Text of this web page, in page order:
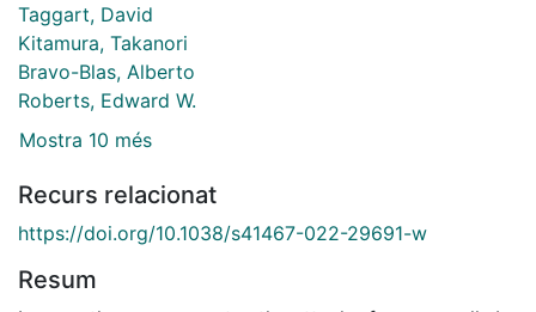
Taggart, David
Kitamura, Takanori
Bravo-Blas, Alberto
Roberts, Edward W.
Mostra 10 més
Recurs relacionat
https://doi.org/10.1038/s41467-022-29691-w
Resum